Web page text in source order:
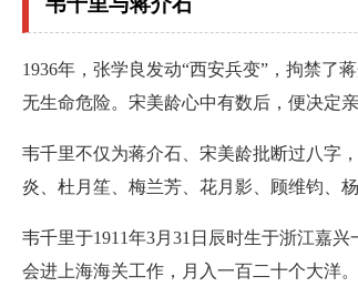
1936年，张学良发动“西安兵变”，拘禁了
无生命危险。宋美龄心中有数后，便决定
韦千里不仅为蒋介石、宋美龄批断过八字
炎、杜月笙、梅兰芳、花月影、顾维钧、
韦千里于1911年3月31日辰时生于浙江嘉
会进上海海关工作，月入一百二十个大洋。